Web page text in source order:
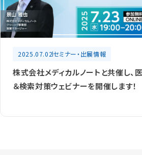
2025.07.02セミナー・出展情報
株式会社メディカルノートと共催し
＆検索対策ウェビナーを開催します！